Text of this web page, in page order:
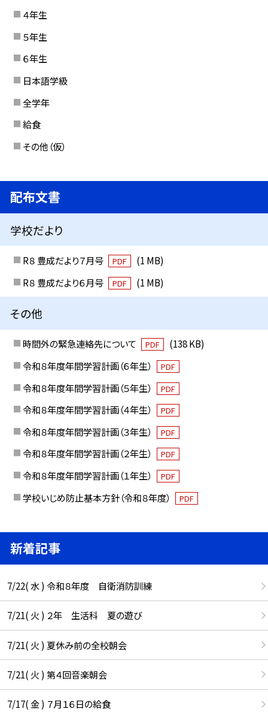
４年生
５年生
６年生
日本語学級
全学年
給食
その他（仮）
配布文書
学校だより
R８ 豊成だより７月号 PDF
(1 MB)
R８ 豊成だより６月号
PDF (1 MB)
その他
時間外の緊急連絡先について PDF
(138 KB)
令和８年度年間学習計画（６年生）
PDF
令和８年度年間学習計画（５年生） PDF
令和８年度年間学習計画（４年生） PDF
令和８年度年間学習計画（３年生） PDF
令和８年度年間学習計画（２年生） PDF
令和８年度年間学習計画（１年生） PDF
学校いじめ防止基本方針（令和８年度） PDF
新着記事
7/22( 水 ) 令和８年度 自衛消防訓練
7/21( 火 ) ２年 生活科 夏の遊び
7/21( 火 ) 夏休み前の全校朝会
7/21( 火 ) 第４回音楽朝会
7/17( 金 ) ７月１６日の給食